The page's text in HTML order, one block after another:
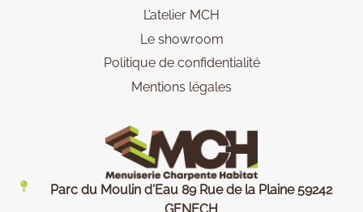
L’atelier MCH
Le showroom
Politique de confidentialité
Mentions légales
Parc du Moulin d'Eau 89 Rue de la Plaine 59242